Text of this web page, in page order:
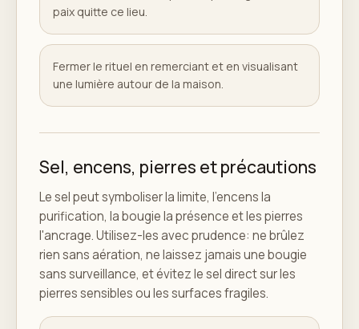
paix quitte ce lieu.
Fermer le rituel en remerciant et en visualisant
une lumière autour de la maison.
Sel, encens, pierres et précautions
Le sel peut symboliser la limite, l'encens la
purification, la bougie la présence et les pierres
l'ancrage. Utilisez-les avec prudence: ne brûlez
rien sans aération, ne laissez jamais une bougie
sans surveillance, et évitez le sel direct sur les
pierres sensibles ou les surfaces fragiles.